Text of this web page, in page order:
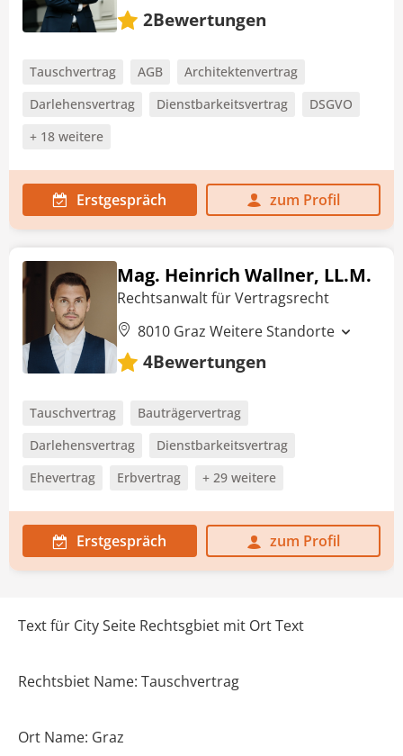
2Bewertungen
Tauschvertrag AGB
Architektenvertrag
Darlehensvertrag
Dienstbarkeitsvertrag
DSGVO
+ 18 weitere
Erstgespräch zum Profil
Mag. Heinrich Wallner, LL.M.
Rechtsanwalt für Vertragsrecht
8010 Graz Weitere Standorte
4Bewertungen
Tauschvertrag
Bauträgervertrag
Darlehensvertrag
Dienstbarkeitsvertrag
Ehevertrag
Erbvertrag + 29 weitere
Erstgespräch zum Profil
Text für City Seite Rechtsgbiet mit Ort Text
Rechtsbiet Name: Tauschvertrag
Ort Name: Graz